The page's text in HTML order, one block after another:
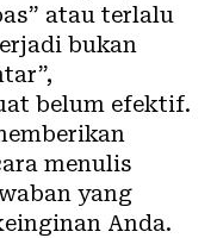
atau terlalu
bukan
belum efektif.
menulis
yang
Anda.